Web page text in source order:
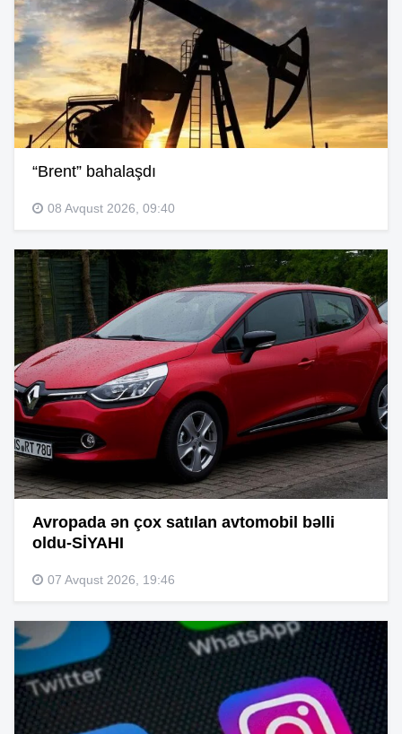
“Brent” bahalaşdı
08 Avqust 2026, 09:40
Avropada ən çox satılan avtomobil bəlli
oldu-SİYAHI
07 Avqust 2026, 19:46